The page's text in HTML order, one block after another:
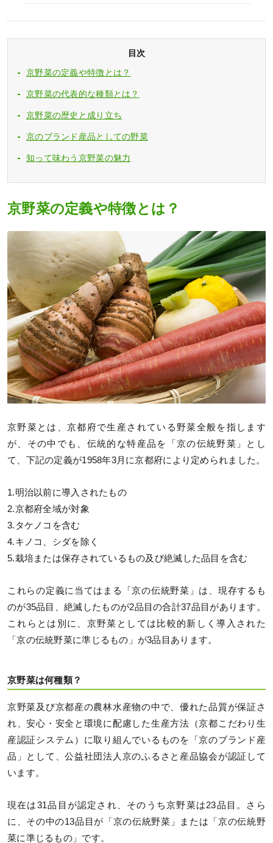
目次
京野菜の定義や特徴とは？
京野菜の代表的な種類とは？
京野菜の歴史と成り立ち
京のブランド産品としての野菜
知って味わう京野菜の魅力
京野菜の定義や特徴とは？
京野菜とは、京都府で生産されている野菜全般を指します
が、その中でも、伝統的な特産品を「京の伝統野菜」とし
て、下記の定義が1958年3月に京都府により定められました。
1.明治以前に導入されたもの
2.京都府全域が対象
3.タケノコを含む
4.キノコ、シダを除く
5.栽培または保存されているもの及び絶滅した品目を含む
これらの定義に当てはまる「京の伝統野菜」は、現存するも
のが35品目、絶滅したものが2品目の合計37品目があります。
これらとは別に、京野菜としては比較的新しく導入された
「京の伝統野菜に準じるもの」が3品目あります。
京野菜は何種類？
京野菜及び京都産の農林水産物の中で、優れた品質が保証さ
れ、安心・安全と環境に配慮した生産方法（京都こだわり生
産認証システム）に取り組んでいるものを「京のブランド産
品」として、公益社団法人京のふるさと産品協会が認証して
います。
現在は31品目が認定され、そのうち京野菜は23品目。さら
に、その中の13品目が「京の伝統野菜」または「京の伝統野
菜に準じるもの」です。